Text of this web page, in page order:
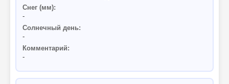
Снег (мм):
-
Солнечный день:
-
Комментарий:
-